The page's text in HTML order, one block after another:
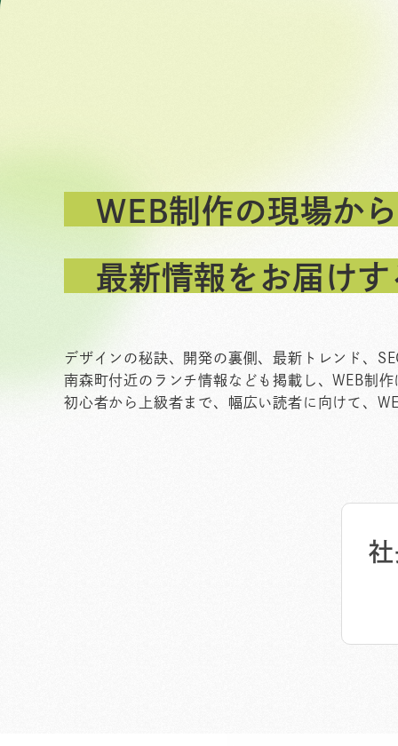
WEB制作の現場から
最新情報をお届け
デザインの秘訣、開発の裏側、最新トレンド、
南森町付近のランチ情報なども掲載し、WEB制
初心者から上級者まで、幅広い読者に向けて、